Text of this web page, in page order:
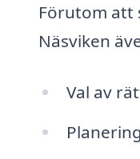
Förutom att
Näsviken
Val av